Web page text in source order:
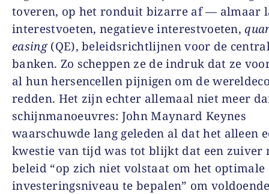
toveren, op het ronduit bizarre af — almaar
interestvoeten, negatieve interestvoeten,
easing(QE), beleidsrichtlijnen voor de
banken. Zo scheppen ze de indruk dat ze
al hun hersencellen pijnigen om de
redden. Het zijn echter allemaal niet meer
schijnmanoeuvres: John Maynard Keynes
waarschuwde lang geleden al dat het alleen
kwestie van tijd was tot blijkt dat een zuiver
beleid “op zich niet volstaat om het optimale
investeringsniveau te bepalen” om